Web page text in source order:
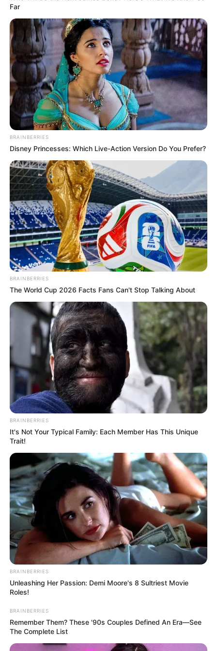
Far
BRAINBERRIES
Disney Princesses: Which Live-Action Version Do You Prefer?
BRAINBERRIES
The World Cup 2026 Facts Fans Can't Stop Talking About
BRAINBERRIES
It's Not Your Typical Family: Each Member Has This Unique
Trait!
BRAINBERRIES
Unleashing Her Passion: Demi Moore's 8 Sultriest Movie
Roles!
BRAINBERRIES
Remember Them? These '90s Couples Defined An Era—See
The Complete List